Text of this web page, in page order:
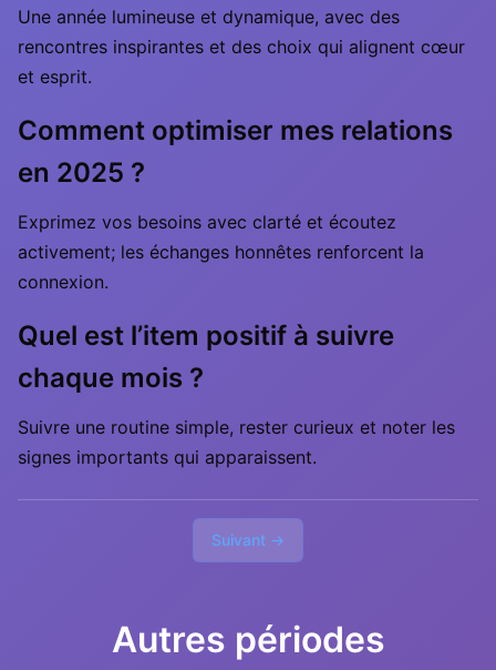
Une année lumineuse et dynamique, avec des
rencontres inspirantes et des choix qui alignent cœur
et esprit.
Comment optimiser mes relations
en 2025 ?
Exprimez vos besoins avec clarté et écoutez
activement; les échanges honnêtes renforcent la
connexion.
Quel est l’item positif à suivre
chaque mois ?
Suivre une routine simple, rester curieux et noter les
signes importants qui apparaissent.
Suivant →
Autres périodes